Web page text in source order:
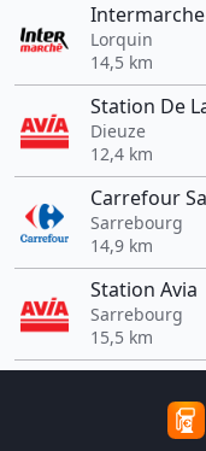
Lorquin
14,5 km
Station De
Dieuze
12,4 km
Carrefour
Sarrebourg
14,9 km
Station Avia
Sarrebourg
15,5 km